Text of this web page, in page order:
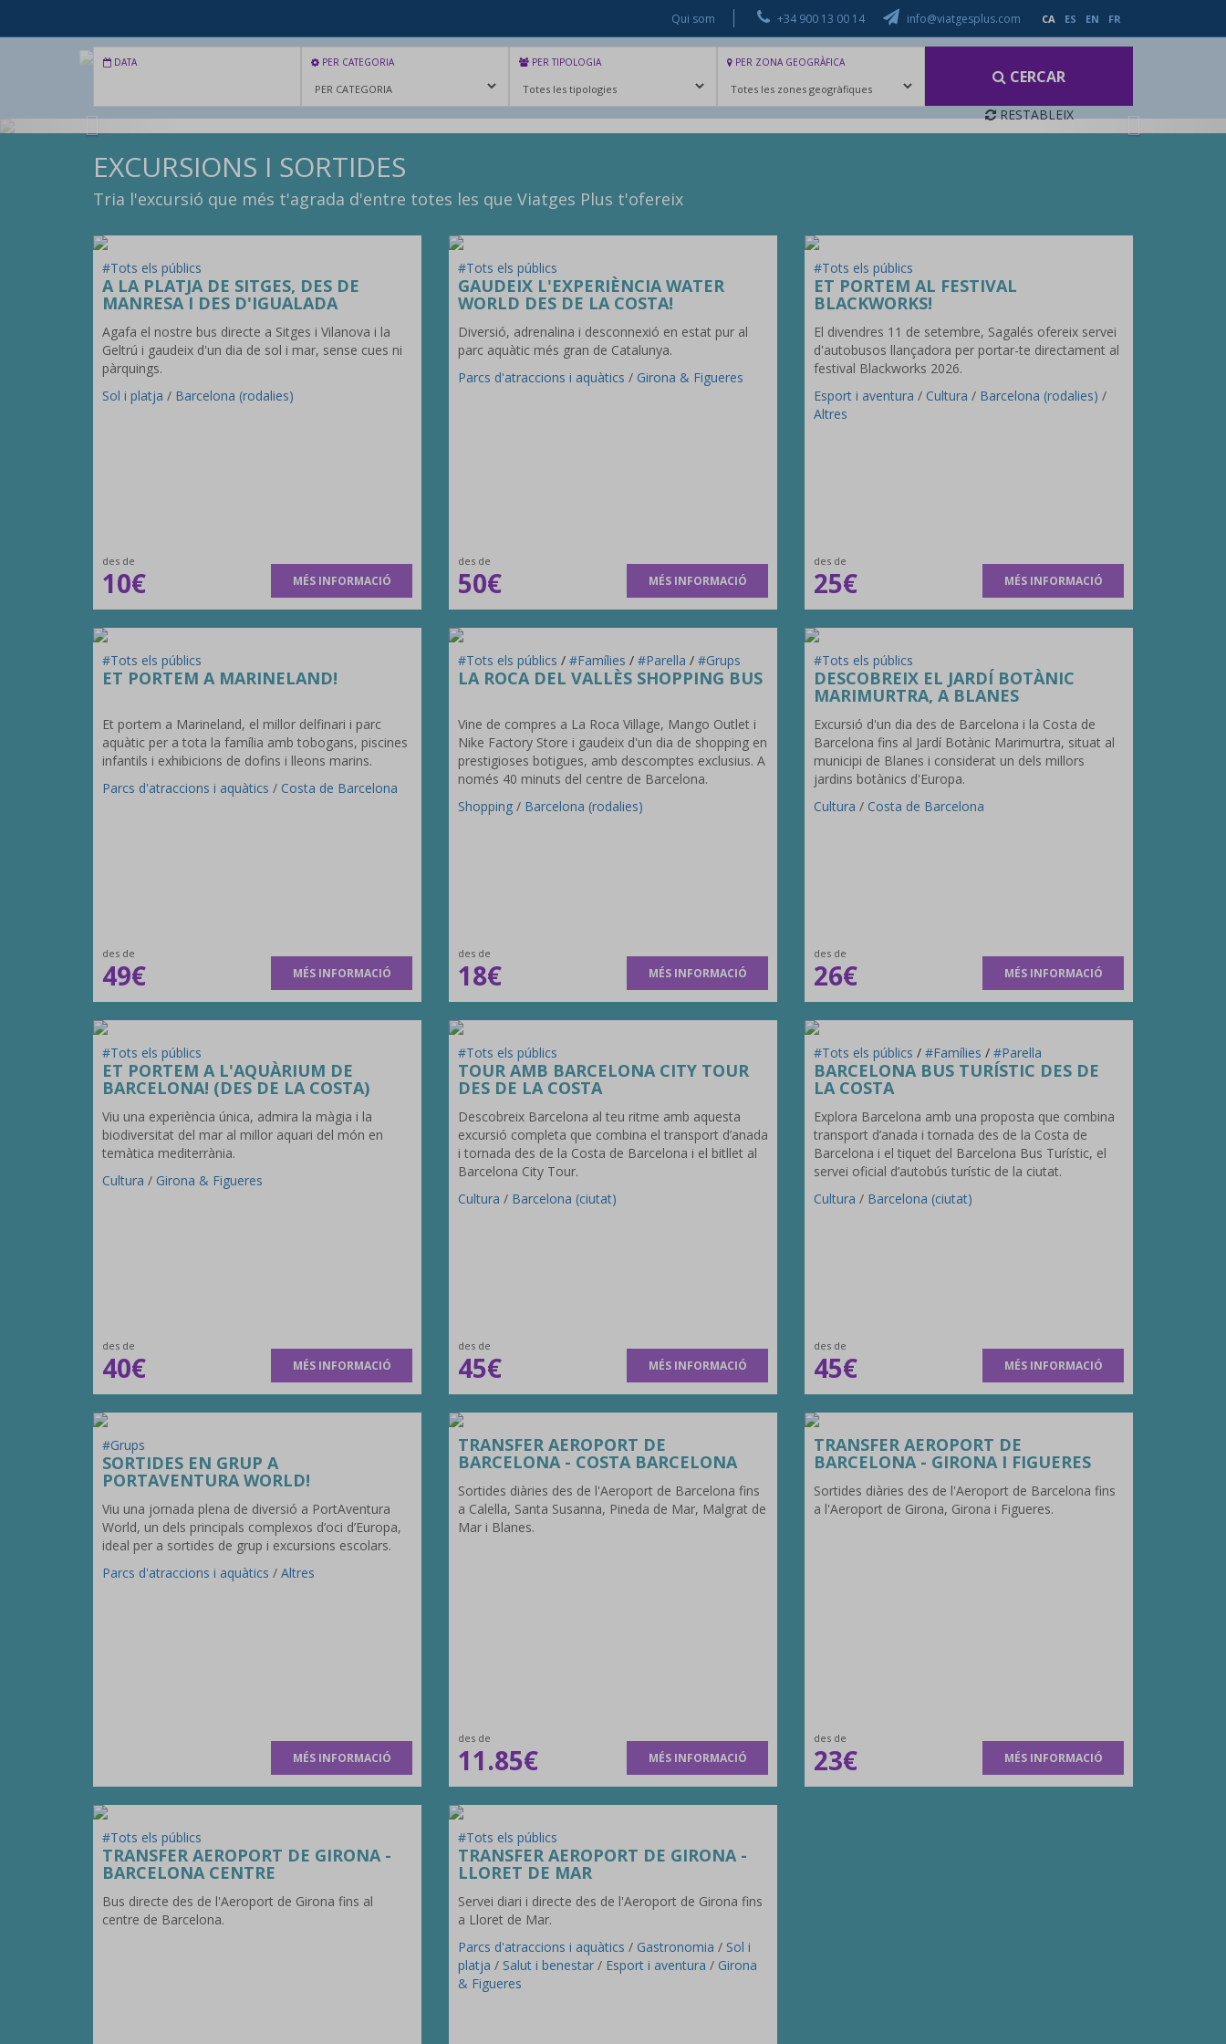
Qui som +34 900 13 00 14 info@viatgesplus.com CA ES EN FR
FAQ CONTACTA
Previous Next
DATA PER CATEGORIA PER TIPOLOGIA PER ZONA GEOGRÀFICA
CERCAR
RESTABLEIX
EXCURSIONS I SORTIDES
Tria l'excursió que més t'agrada d'entre totes les que Viatges Plus t'ofereix
#Tots els públics
A LA PLATJA DE SITGES, DES DE
MANRESA I DES D'IGUALADA
Agafa el nostre bus directe a Sitges i Vilanova i la
Geltrú i gaudeix d'un dia de sol i mar, sense cues ni
pàrquings.
Sol i platja / Barcelona (rodalies)
des de
10€ MÉS INFORMACIÓ
#Tots els públics
GAUDEIX L'EXPERIÈNCIA WATER
WORLD DES DE LA COSTA!
Diversió, adrenalina i desconnexió en estat pur al
parc aquàtic més gran de Catalunya.
Parcs d'atraccions i aquàtics / Girona & Figueres
des de
50€ MÉS INFORMACIÓ
#Tots els públics
ET PORTEM AL FESTIVAL
BLACKWORKS!
El divendres 11 de setembre, Sagalés ofereix servei
d'autobusos llançadora per portar-te directament al
festival Blackworks 2026.
Esport i aventura / Cultura / Barcelona (rodalies) /
Altres
des de
25€ MÉS INFORMACIÓ
#Tots els públics
ET PORTEM A MARINELAND!
Et portem a Marineland, el millor delfinari i parc
aquàtic per a tota la família amb tobogans, piscines
infantils i exhibicions de dofins i lleons marins.
Parcs d'atraccions i aquàtics / Costa de Barcelona
des de
49€ MÉS INFORMACIÓ
#Tots els públics / #Famílies / #Parella / #Grups
LA ROCA DEL VALLÈS SHOPPING BUS
Vine de compres a La Roca Village, Mango Outlet i
Nike Factory Store i gaudeix d'un dia de shopping en
prestigioses botigues, amb descomptes exclusius. A
només 40 minuts del centre de Barcelona.
Shopping / Barcelona (rodalies)
des de
18€ MÉS INFORMACIÓ
#Tots els públics
DESCOBREIX EL JARDÍ BOTÀNIC
MARIMURTRA, A BLANES
Excursió d'un dia des de Barcelona i la Costa de
Barcelona fins al Jardí Botànic Marimurtra, situat al
municipi de Blanes i considerat un dels millors
jardins botànics d'Europa.
Cultura / Costa de Barcelona
des de
26€ MÉS INFORMACIÓ
#Tots els públics
ET PORTEM A L'AQUÀRIUM DE
BARCELONA! (DES DE LA COSTA)
Viu una experiència única, admira la màgia i la
biodiversitat del mar al millor aquari del món en
temàtica mediterrània.
Cultura / Girona & Figueres
des de
40€ MÉS INFORMACIÓ
#Tots els públics
TOUR AMB BARCELONA CITY TOUR
DES DE LA COSTA
Descobreix Barcelona al teu ritme amb aquesta
excursió completa que combina el transport d’anada
i tornada des de la Costa de Barcelona i el bitllet al
Barcelona City Tour.
Cultura / Barcelona (ciutat)
des de
45€ MÉS INFORMACIÓ
#Tots els públics / #Famílies / #Parella
BARCELONA BUS TURÍSTIC DES DE
LA COSTA
Explora Barcelona amb una proposta que combina
transport d’anada i tornada des de la Costa de
Barcelona i el tiquet del Barcelona Bus Turístic, el
servei oficial d’autobús turístic de la ciutat.
Cultura / Barcelona (ciutat)
des de
45€ MÉS INFORMACIÓ
#Grups
SORTIDES EN GRUP A
PORTAVENTURA WORLD!
Viu una jornada plena de diversió a PortAventura
World, un dels principals complexos d’oci d’Europa,
ideal per a sortides de grup i excursions escolars.
Parcs d'atraccions i aquàtics / Altres
MÉS INFORMACIÓ
TRANSFER AEROPORT DE
BARCELONA - COSTA BARCELONA
Sortides diàries des de l'Aeroport de Barcelona fins
a Calella, Santa Susanna, Pineda de Mar, Malgrat de
Mar i Blanes.
des de
11.85€ MÉS INFORMACIÓ
TRANSFER AEROPORT DE
BARCELONA - GIRONA I FIGUERES
Sortides diàries des de l'Aeroport de Barcelona fins
a l'Aeroport de Girona, Girona i Figueres.
des de
23€ MÉS INFORMACIÓ
#Tots els públics
TRANSFER AEROPORT DE GIRONA -
BARCELONA CENTRE
Bus directe des de l'Aeroport de Girona fins al
centre de Barcelona.
#Tots els públics
TRANSFER AEROPORT DE GIRONA -
LLORET DE MAR
Servei diari i directe des de l'Aeroport de Girona fins
a Lloret de Mar.
Parcs d'atraccions i aquàtics / Gastronomia / Sol i
platja / Salut i benestar / Esport i aventura / Girona
& Figueres